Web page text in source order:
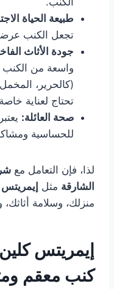
طبيعة الحياة
تجعل الكنب
جودة الأثاث
واسعة من
(كالحرير،
تحتاج لعناية
صحة العائلة:
للحساسية
لذا، فإن التعامل مع
الشارقة مثل إيمريتس
منزلك، وسلامة
إيمريتس
كنب معقم